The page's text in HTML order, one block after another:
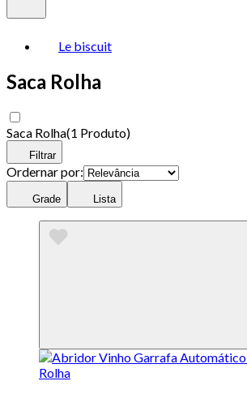
Le biscuit
Saca Rolha
Saca Rolha(1 Produto)
Filtrar
Ordernar por:
Grade Lista